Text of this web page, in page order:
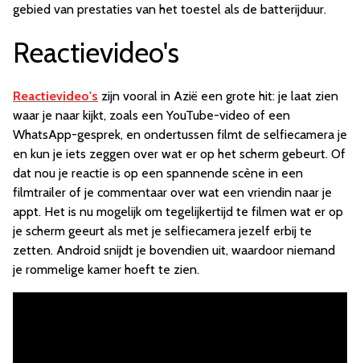
gebied van prestaties van het toestel als de batterijduur.
Reactievideo's
Reactievideo's zijn vooral in Azië een grote hit: je laat zien
waar je naar kijkt, zoals een YouTube-video of een
WhatsApp-gesprek, en ondertussen filmt de selfiecamera je
en kun je iets zeggen over wat er op het scherm gebeurt. Of
dat nou je reactie is op een spannende scène in een
filmtrailer of je commentaar over wat een vriendin naar je
appt. Het is nu mogelijk om tegelijkertijd te filmen wat er op
je scherm geeurt als met je selfiecamera jezelf erbij te
zetten. Android snijdt je bovendien uit, waardoor niemand
je rommelige kamer hoeft te zien.